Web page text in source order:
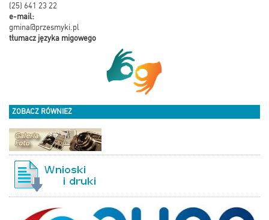
(25) 641 23 22
e-mail:
gmina@przesmyki.pl
tłumacz języka migowego
ZOBACZ RÓWNIEŻ